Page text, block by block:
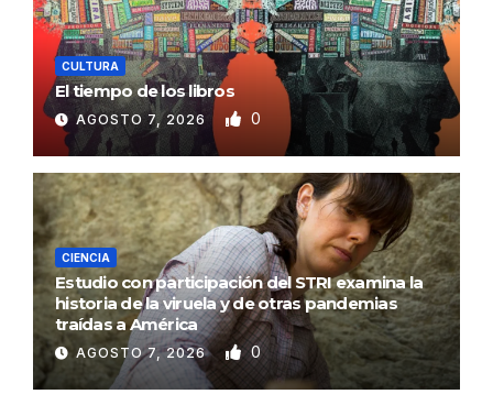
CULTURA
El tiempo de los libros
AGOSTO 7, 2026 0
CIENCIA
Estudio con participación del STRI examina la
historia de la viruela y de otras pandemias
traídas a América
AGOSTO 7, 2026 0